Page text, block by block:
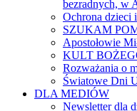
bezradnych, w
Ochrona dzieci
SZUKAM
Apostołowie
KULT
Rozważania o
Światowe Dni
DLA MEDIÓW
Newsletter dla